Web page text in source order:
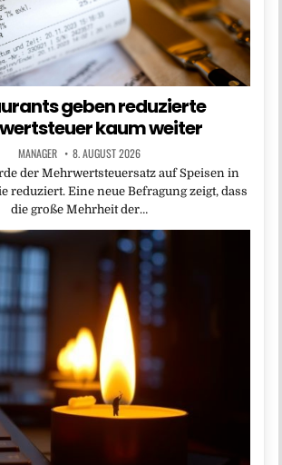
geben reduzierte
kaum weiter
MANAGER 8. AUGUST 2026
der Mehrwertsteuersatz auf Speisen in
reduziert. Eine neue Befragung zeigt, dass
die große Mehrheit der…